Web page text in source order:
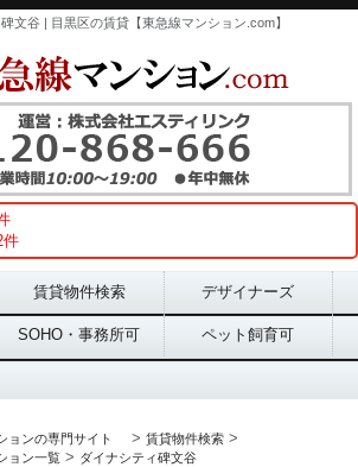
文谷 | 目黒区の賃貸【東急線マンション.com】
件
賃貸物件検索 デザイナーズ
SOHO・事務所可 ペット飼育可
ョンの専門サイト > 賃貸物件検索 >
ョン一覧 > ダイナシティ碑文谷